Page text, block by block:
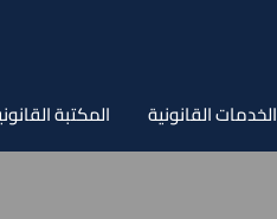
الخدمات القانونية المكتبة